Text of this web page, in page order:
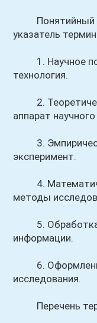
Понятийный
указатель
1. Научное
технология.
2.
аппарат
3.
эксперимент.
4.
методы
5. Обработка,
информации.
6. Оформление
исследования.
Перечень